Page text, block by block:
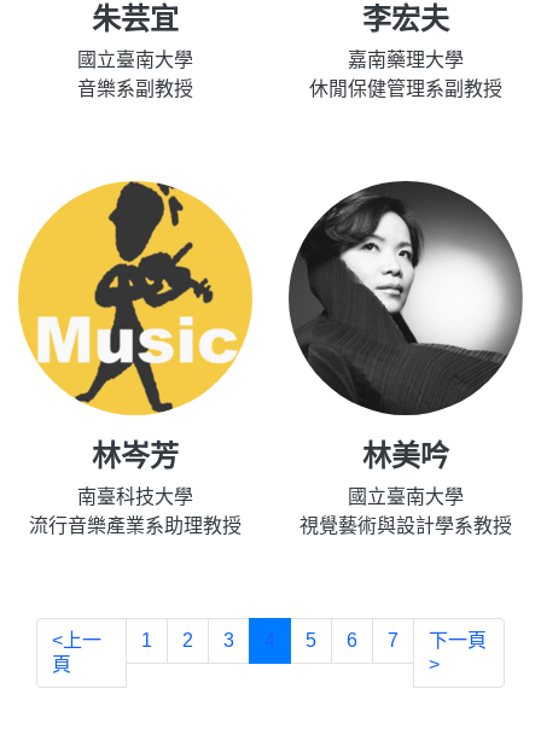
朱芸宜
國立臺南大學
音樂系副教授
李宏夫
嘉南藥理大學
休閒保健管理系副教授
林岑芳
南臺科技大學
流行音樂產業系助理教授
林美吟
國立臺南大學
視覺藝術與設計學系教授
<上一
頁
1 2 3 4 5 6 7
下一頁
>